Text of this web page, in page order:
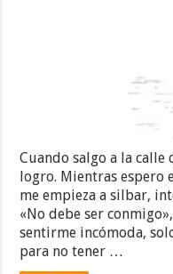
Cuando salgo a la
logro. Mientras espero
me empieza a silbar,
«No debe ser
sentirme incómoda,
para no tener …